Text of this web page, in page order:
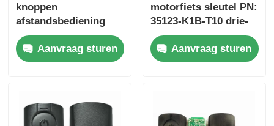
knoppen
afstandsbediening
433.87mhz FSK voor
Su-zuki Jim-ny 2005-
2017 Zonder chip
groothandel MOQ
50pcs
Aanvraag sturen
motorfiets sleutel PN:
35123-K1B-T10 drie-
knop FSK433.92MHz
ID47chip
afstandsbediening
Aanvraag sturen